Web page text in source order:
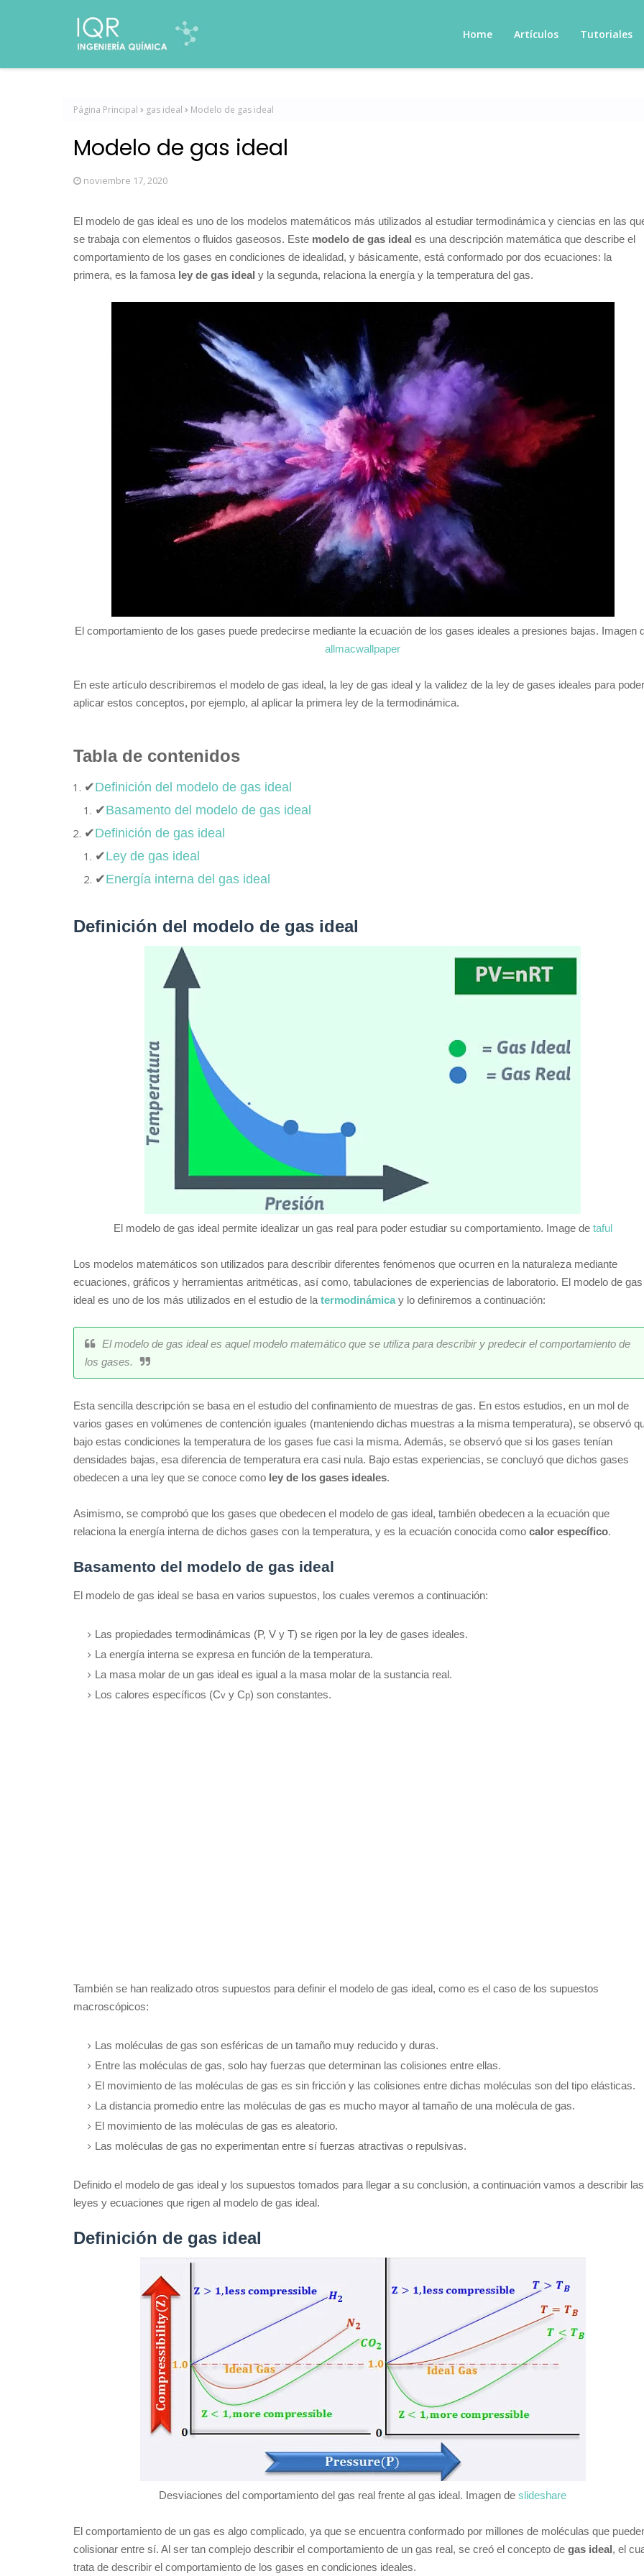
Home Artículos Tutoriales
Página Principal gas ideal Modelo de gas ideal
Modelo de gas ideal
noviembre 17, 2020
El modelo de gas ideal es uno de los modelos matemáticos más utilizados al estudiar termodinámica y ciencias en las
se trabaja con elementos o fluidos gaseosos. Este modelo de gas ideal es una descripción matemática que describe el
comportamiento de los gases en condiciones de idealidad, y básicamente, está conformado por dos ecuaciones: la
primera, es la famosa ley de gas ideal y la segunda, relaciona la energía y la temperatura del gas.
El comportamiento de los gases puede predecirse mediante la ecuación de los gases ideales a presiones bajas. Imagen
allmacwallpaper
En este artículo describiremos el modelo de gas ideal, la ley de gas ideal y la validez de la ley de gases ideales para poder
aplicar estos conceptos, por ejemplo, al aplicar la primera ley de la termodinámica.
Tabla de contenidos
✔Definición del modelo de gas ideal
✔Basamento del modelo de gas ideal
✔Definición de gas ideal
✔Ley de gas ideal
✔Energía interna del gas ideal
Definición del modelo de gas ideal
El modelo de gas ideal permite idealizar un gas real para poder estudiar su comportamiento. Image de taful
Los modelos matemáticos son utilizados para describir diferentes fenómenos que ocurren en la naturaleza mediante
ecuaciones, gráficos y herramientas aritméticas, así como, tabulaciones de experiencias de laboratorio. El modelo de gas
ideal es uno de los más utilizados en el estudio de la termodinámicay lo definiremos a continuación:
El modelo de gas ideal es aquel modelo matemático que se utiliza para describir y predecir el comportamiento de
los gases.
Esta sencilla descripción se basa en el estudio del confinamiento de muestras de gas. En estos estudios, en un mol de
varios gases en volúmenes de contención iguales (manteniendo dichas muestras a la misma temperatura), se observó
bajo estas condiciones la temperatura de los gases fue casi la misma. Además, se observó que si los gases tenían
densidades bajas, esa diferencia de temperatura era casi nula. Bajo estas experiencias, se concluyó que dichos gases
obedecen a una ley que se conoce como ley de los gases ideales.
Asimismo, se comprobó que los gases que obedecen el modelo de gas ideal, también obedecen a la ecuación que
relaciona la energía interna de dichos gases con la temperatura, y es la ecuación conocida como calor específico.
Basamento del modelo de gas ideal
El modelo de gas ideal se basa en varios supuestos, los cuales veremos a continuación:
Las propiedades termodinámicas (P, V y T) se rigen por la ley de gases ideales.
La energía interna se expresa en función de la temperatura.
La masa molar de un gas ideal es igual a la masa molar de la sustancia real.
Los calores específicos (Cv y Cp) son constantes.
También se han realizado otros supuestos para definir el modelo de gas ideal, como es el caso de los supuestos
macroscópicos:
Las moléculas de gas son esféricas de un tamaño muy reducido y duras.
Entre las moléculas de gas, solo hay fuerzas que determinan las colisiones entre ellas.
El movimiento de las moléculas de gas es sin fricción y las colisiones entre dichas moléculas son del tipo elásticas.
La distancia promedio entre las moléculas de gas es mucho mayor al tamaño de una molécula de gas.
El movimiento de las moléculas de gas es aleatorio.
Las moléculas de gas no experimentan entre sí fuerzas atractivas o repulsivas.
Definido el modelo de gas ideal y los supuestos tomados para llegar a su conclusión, a continuación vamos a describir las
leyes y ecuaciones que rigen al modelo de gas ideal.
Definición de gas ideal
Desviaciones del comportamiento del gas real frente al gas ideal. Imagen de slideshare
El comportamiento de un gas es algo complicado, ya que se encuentra conformado por millones de moléculas que
colisionar entre sí. Al ser tan complejo describir el comportamiento de un gas real, se creó el concepto de gas ideal, el
trata de describir el comportamiento de los gases en condiciones ideales.